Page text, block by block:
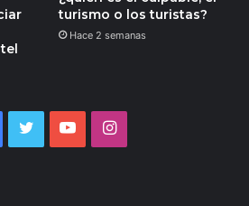
turismo o los turistas?
Hace 2 semanas
TwitterYouTubeInstagram